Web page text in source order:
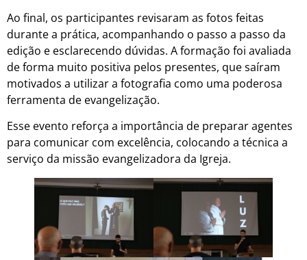
Ao final, os participantes revisaram as fotos feitas
durante a prática, acompanhando o passo a passo da
edição e esclarecendo dúvidas. A formação foi avaliada
de forma muito positiva pelos presentes, que saíram
motivados a utilizar a fotografia como uma poderosa
ferramenta de evangelização.
Esse evento reforça a importância de preparar agentes
para comunicar com excelência, colocando a técnica a
serviço da missão evangelizadora da Igreja.